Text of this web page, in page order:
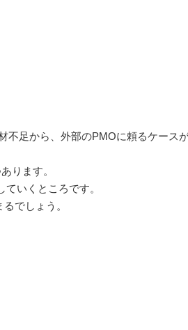
不足から、外部のPMOに頼るケース
ります。
いくところです。
でしょう。